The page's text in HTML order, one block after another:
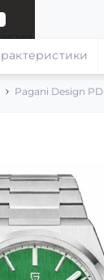
Pagani Design